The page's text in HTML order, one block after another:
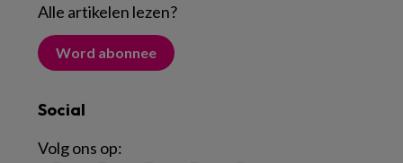
Alle artikelen lezen?
Word abonnee
Social
Volg ons op: